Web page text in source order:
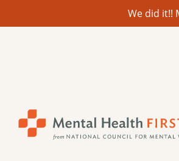
We did it!!